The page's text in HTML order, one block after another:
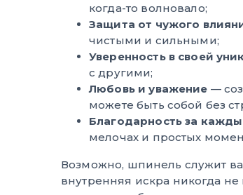
когда-то волновало;
Защита от чужого
чистыми и сильными;
Уверенность в своей
с другими;
Любовь и уважение —
можете быть собой без
Благодарность за
мелочах и простых
Возможно, шпинель служит
внутренняя искра никогда